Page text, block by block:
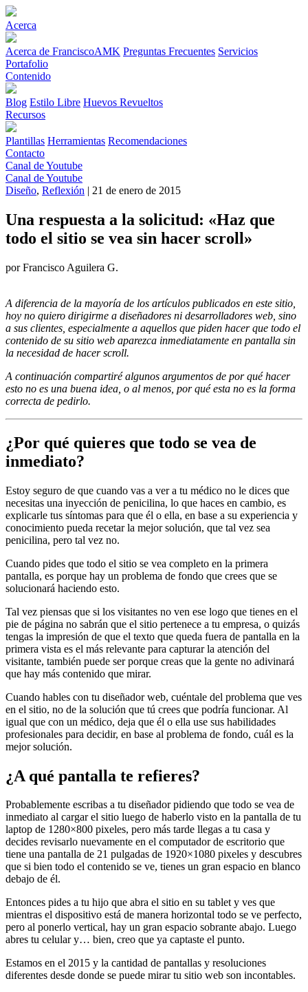
Acerca
Acerca de FranciscoAMK Preguntas Frecuentes Servicios
Portafolio
Contenido
Blog Estilo Libre Huevos Revueltos
Recursos
Plantillas Herramientas Recomendaciones
Contacto
Canal de Youtube
Canal de Youtube
Diseño, Reflexión | 21 de enero de 2015
Una respuesta a la solicitud: «Haz que
todo el sitio se vea sin hacer scroll»
por Francisco Aguilera G.
A diferencia de la mayoría de los artículos publicados en este sitio,
hoy no quiero dirigirme a diseñadores ni desarrolladores web, sino
a sus clientes, especialmente a aquellos que piden hacer que todo el
contenido de su sitio web aparezca inmediatamente en pantalla sin
la necesidad de hacer scroll.
A continuación compartiré algunos argumentos de por qué hacer
esto no es una buena idea, o al menos, por qué esta no es la forma
correcta de pedirlo.
¿Por qué quieres que todo se vea de
inmediato?
Estoy seguro de que cuando vas a ver a tu médico no le dices que
necesitas una inyección de penicilina, lo que haces en cambio, es
explicarle tus síntomas para que él o ella, en base a su experiencia y
conocimiento pueda recetar la mejor solución, que tal vez sea
penicilina, pero tal vez no.
Cuando pides que todo el sitio se vea completo en la primera
pantalla, es porque hay un problema de fondo que crees que se
solucionará haciendo esto.
Tal vez piensas que si los visitantes no ven ese logo que tienes en el
pie de página no sabrán que el sitio pertenece a tu empresa, o quizás
tengas la impresión de que el texto que queda fuera de pantalla en la
primera vista es el más relevante para capturar la atención del
visitante, también puede ser porque creas que la gente no adivinará
que hay más contenido que mirar.
Cuando hables con tu diseñador web, cuéntale del problema que ves
en el sitio, no de la solución que tú crees que podría funcionar. Al
igual que con un médico, deja que él o ella use sus habilidades
profesionales para decidir, en base al problema de fondo, cuál es la
mejor solución.
¿A qué pantalla te refieres?
Probablemente escribas a tu diseñador pidiendo que todo se vea de
inmediato al cargar el sitio luego de haberlo visto en la pantalla de tu
laptop de 1280×800 pixeles, pero más tarde llegas a tu casa y
decides revisarlo nuevamente en el computador de escritorio que
tiene una pantalla de 21 pulgadas de 1920×1080 pixeles y descubres
que si bien todo el contenido se ve, tienes un gran espacio en blanco
debajo de él.
Entonces pides a tu hijo que abra el sitio en su tablet y ves que
mientras el dispositivo está de manera horizontal todo se ve perfecto,
pero al ponerlo vertical, hay un gran espacio sobrante abajo. Luego
abres tu celular y… bien, creo que ya captaste el punto.
Estamos en el 2015 y la cantidad de pantallas y resoluciones
diferentes desde donde se puede mirar tu sitio web son incontables.